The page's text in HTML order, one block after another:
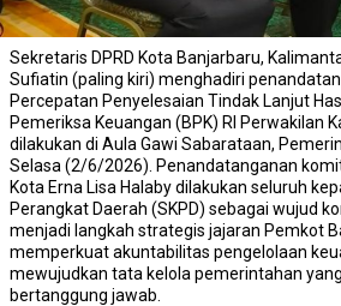
Sekretaris DPRD Kota Banjarbaru,
Sufiatin (paling kiri) menghadiri
Percepatan Penyelesaian Tindak Lanjut
Pemeriksa Keuangan (BPK) RI Perwakilan
dilakukan di Aula Gawi Sabarataan,
Selasa (2/6/2026). Penandatanganan
Kota Erna Lisa Halaby dilakukan seluruh
Perangkat Daerah (SKPD) sebagai wujud
menjadi langkah strategis jajaran Pemkot
memperkuat akuntabilitas pengelolaan
mewujudkan tata kelola pemerintahan
bertanggung jawab.